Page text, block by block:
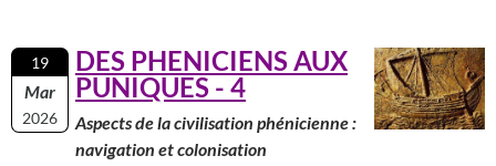
19
Mar
2026
DES PHENICIENS AUX
PUNIQUES - 4
Aspects de la civilisation phénicienne :
navigation et colonisation